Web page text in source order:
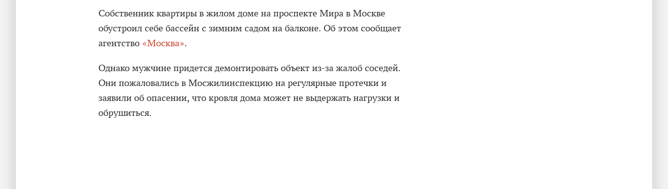
Собственник квартиры в жилом доме на проспекте Мира в Москве
обустроил себе бассейн с зимним садом на балконе. Об этом сообщает
агентство «Москва».
Однако мужчине придется демонтировать объект из-за жалоб соседей.
Они пожаловались в Мосжилинспекцию на регулярные протечки и
заявили об опасении, что кровля дома может не выдержать нагрузки и
обрушиться.